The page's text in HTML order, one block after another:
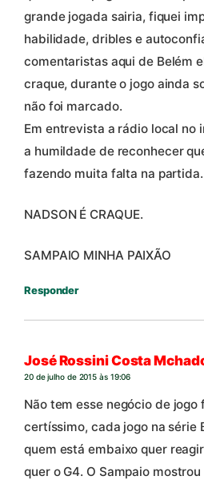
grande jogada sairia, fiquei
habilidade, dribles e
comentaristas aqui de Belém
craque, durante o jogo ainda
não foi marcado.
Em entrevista a rádio local no
a humildade de reconhecer
fazendo muita falta na partida.
NADSON É CRAQUE.
SAMPAIO MINHA PAIXÃO
Responder
José Rossini Costa
20 de julho de 2015 às 19:06
Não tem esse negócio de jogo
certíssimo, cada jogo na série
quem está embaixo quer
quer o G4. O Sampaio